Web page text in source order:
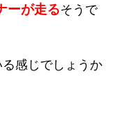
ーが走るそうで
感じでしょうか